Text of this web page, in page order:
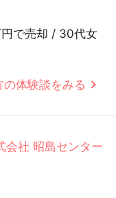
で売却 / 30代女
の体験談をみる
会社 昭島センター